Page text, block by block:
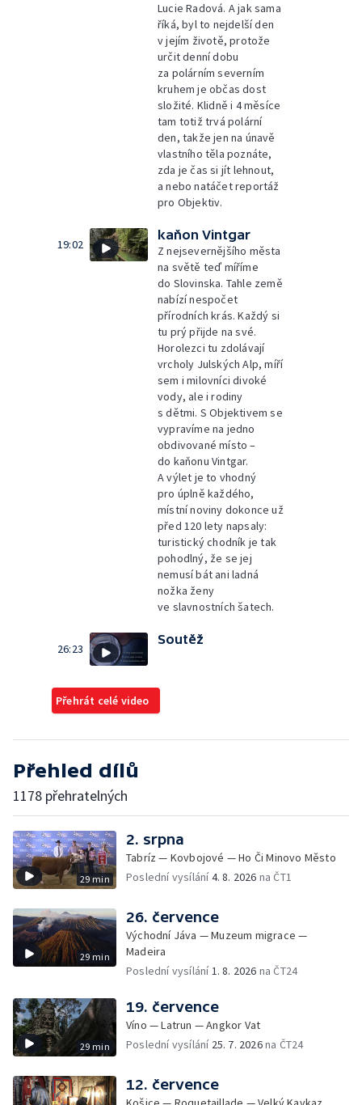
Lucie Radová. A jak sama
říká, byl to nejdelší den
v jejím životě, protože
určit denní dobu
za polárním severním
kruhem je občas dost
složité. Klidně i 4 měsíce
tam totiž trvá polární
den, takže jen na únavě
vlastního těla poznáte,
zda je čas si jít lehnout,
a nebo natáčet reportáž
pro Objektiv.
19:02
kaňon Vintgar
Z nejsevernějšího města
na světě teď míříme
do Slovinska. Tahle země
nabízí nespočet
přírodních krás. Každý si
tu prý přijde na své.
Horolezci tu zdolávají
vrcholy Julských Alp, míří
sem i milovníci divoké
vody, ale i rodiny
s dětmi. S Objektivem se
vypravíme na jedno
obdivované místo –
do kaňonu Vintgar.
A výlet je to vhodný
pro úplně každého,
místní noviny dokonce už
před 120 lety napsaly:
turistický chodník je tak
pohodlný, že se jej
nemusí bát ani ladná
nožka ženy
ve slavnostních šatech.
26:23
Soutěž
Přehrát celé video
Přehled dílů
1178 přehratelných
29 min
2. srpna
Tabríz — Kovbojové — Ho Či Minovo Město
Poslední vysílání4. 8. 2026 na ČT1
29 min
26. července
Východní Jáva — Muzeum migrace —
Madeira
Poslední vysílání 1. 8. 2026 na ČT24
29 min
19. července
Víno — Latrun — Angkor Vat
Poslední vysílání 25. 7. 2026na ČT24
12. července